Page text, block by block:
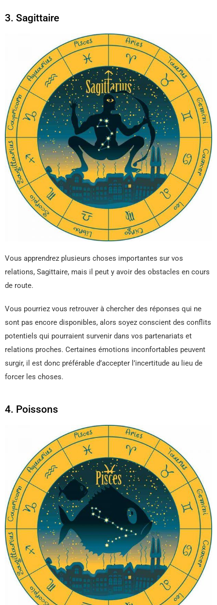
3. Sagittaire
Vous apprendrez plusieurs choses importantes sur vos
relations, Sagittaire, mais il peut y avoir des obstacles en cours
de route.
Vous pourriez vous retrouver à chercher des réponses qui ne
sont pas encore disponibles, alors soyez conscient des conflits
potentiels qui pourraient survenir dans vos partenariats et
relations proches. Certaines émotions inconfortables peuvent
surgir, il est donc préférable d’accepter l’incertitude au lieu de
forcer les choses.
4. Poissons